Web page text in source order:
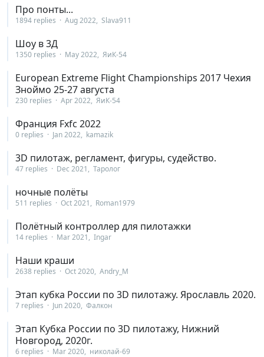
Про понты...
1894 replies Aug 2022 Slava911
Шоу в 3Д
1350 replies May 2022 ЯиК-54
European Extreme Flight Championships 2017 Чехия
Зноймо 25-27 августа
230 replies Apr 2022 ЯиК-54
Франция Fxfc 2022
0 replies Jan 2022 kamazik
3D пилотаж, регламент, фигуры, судейство.
47 replies Dec 2021 Таролог
ночные полёты
511 replies Oct 2021 Roman1979
Полётный контроллер для пилотажки
14 replies Mar 2021 Ingar
Наши краши
2638 replies Oct 2020 Andry_M
Этап кубка России по 3D пилотажу. Ярославль 2020.
7 replies Jun 2020 Фалкон
Этап Кубка России по 3D пилотажу, Нижний
Новгород, 2020г.
6 replies Mar 2020 николай-69